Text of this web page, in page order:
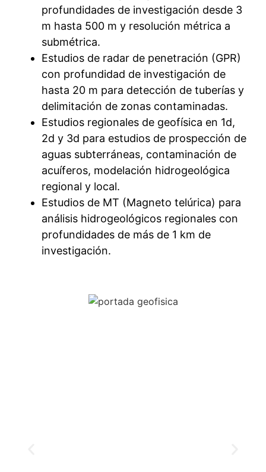
profundidades de investigación desde 3
m hasta 500 m y resolución métrica a
submétrica.
Estudios de radar de penetración (GPR)
con profundidad de investigación de
hasta 20 m para detección de tuberías y
delimitación de zonas contaminadas.
Estudios regionales de geofísica en 1d,
2d y 3d para estudios de prospección de
aguas subterráneas, contaminación de
acuíferos, modelación hidrogeológica
regional y local.
Estudios de MT (Magneto telúrica) para
análisis hidrogeológicos regionales con
profundidades de más de 1 km de
investigación.